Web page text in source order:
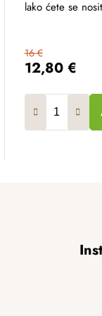
12,80 €
16 €
lako ćete se